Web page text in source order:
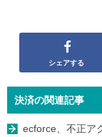
シェアする
決済の関連記事
ecforce、不正ア